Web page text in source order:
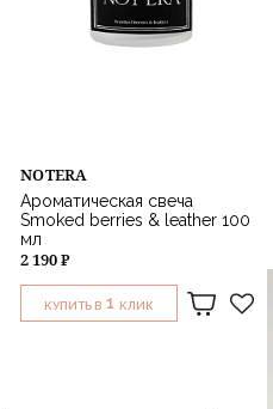
NOTERA
Ароматическая свеча
Smoked berries & leather 100
мл
2 190 ₽
КУПИТЬ В 1 КЛИК